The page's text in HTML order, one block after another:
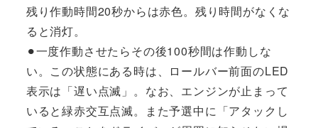
残り作動時間20秒からは赤色。残り時間がなくな
ると消灯。
⚫︎一度作動させたらその後100秒間は作動しな
い。この状態にある時は、ロールバー前面のLED
表示は「遅い点滅」。なお、エンジンが止まって
いると緑赤交互点滅。また予選中に「アタックし